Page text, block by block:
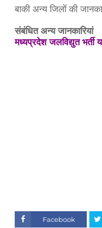
बाकी अन्य जिलों की
संबंधित अन्य जानकारियां
मध्यप्रदेश जलविद्युत भर्ती
Facebook